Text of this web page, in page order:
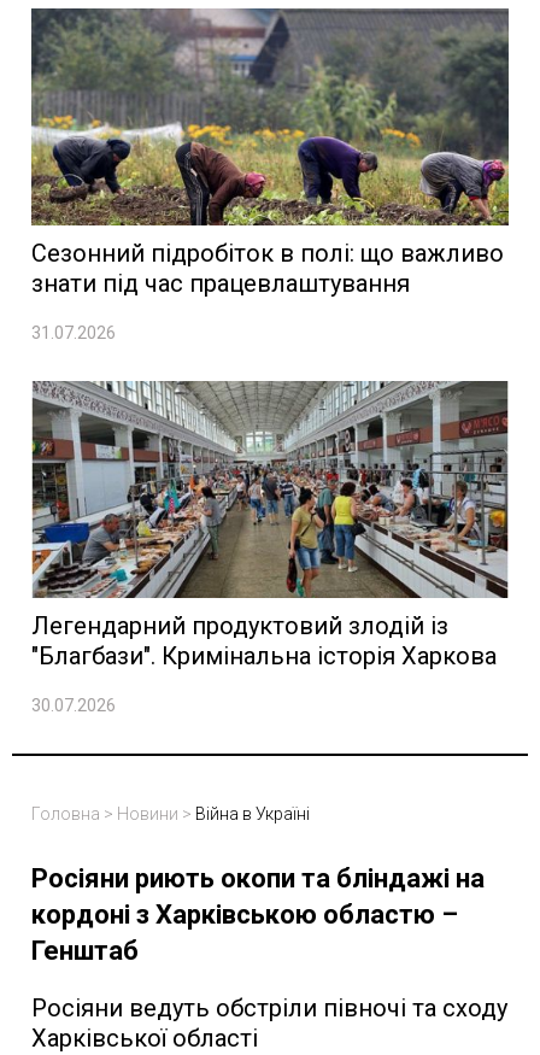
Сезонний підробіток в полі: що важливо
знати під час працевлаштування
31.07.2026
Легендарний продуктовий злодій із
"Благбази". Кримінальна історія Харкова
30.07.2026
Головна > Новини > Війна в Україні
Росіяни риють окопи та бліндажі на
кордоні з Харківською областю –
Генштаб
Росіяни ведуть обстріли півночі та сходу
Харківської області